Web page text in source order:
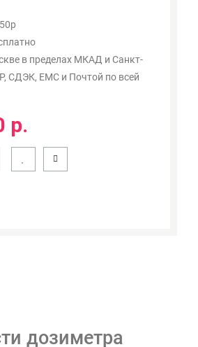
в пределах МКАД и Санкт-
СДЭК, ЕМС и Почтой по всей
р.
дозиметра